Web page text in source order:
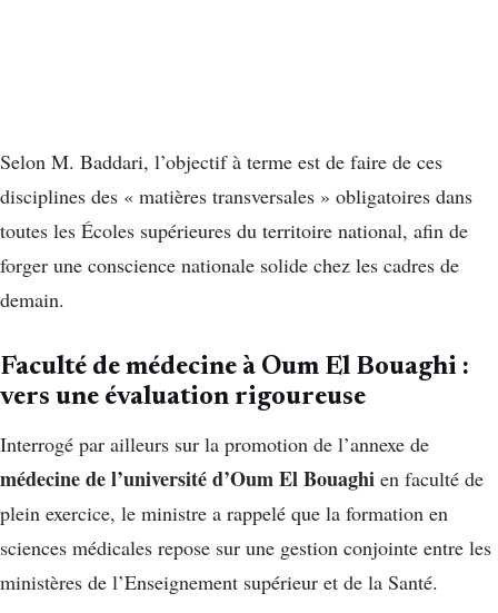
Selon M. Baddari, l’objectif à terme est de faire de ces
disciplines des « matières transversales » obligatoires dans
toutes les Écoles supérieures du territoire national, afin de
forger une conscience nationale solide chez les cadres de
demain.
Faculté de médecine à Oum El Bouaghi :
vers une évaluation rigoureuse
Interrogé par ailleurs sur la promotion de l’annexe de
médecine de l’université d’Oum El Bouaghi en faculté de
plein exercice, le ministre a rappelé que la formation en
sciences médicales repose sur une gestion conjointe entre les
ministères de l’Enseignement supérieur et de la Santé.